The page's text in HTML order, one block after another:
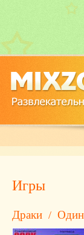
Игры
Драки /